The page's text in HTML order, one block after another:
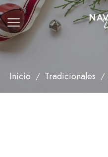
Inicio / Tradicionales /